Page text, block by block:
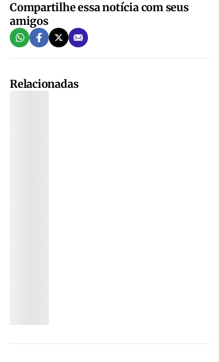
Compartilhe essa notícia com seus
amigos
Relacionadas